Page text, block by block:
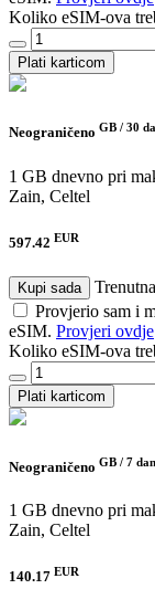
Koliko eSIM-ova
Plati karticom
Neograničeno GB / 30
1 GB dnevno pri
Zain, Celtel
597.42 EUR
Kupi sada
Provjerio sam i
eSIM. Provjeri ovdje
Koliko eSIM-ova
Plati karticom
Neograničeno GB / 7
1 GB dnevno pri
Zain, Celtel
140.17 EUR